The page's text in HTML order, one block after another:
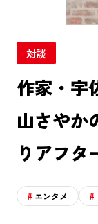
対談
作家・宇
山さやか
りアフタ
エンタメ